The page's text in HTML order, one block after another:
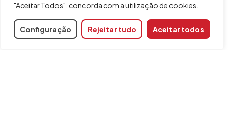
"Aceitar Todos", concorda com a utilização de cookies.
Configuração Rejeitar tudo Aceitar todos